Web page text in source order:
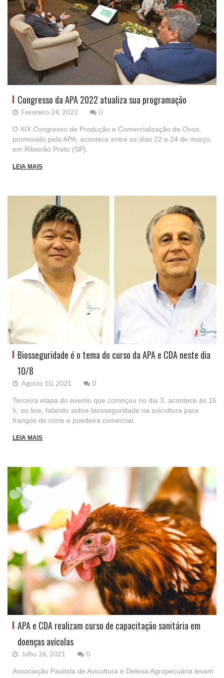
Congresso da APA 2022 atualiza sua programação
Fevereiro 24, 2022 0
O XIX Congresso de Produção e Comercialização de Ovos,
promovido pela APA, acontece entre os dias 22 e 24 de março,
em Ribeirão Preto (SP).
LEIA MAIS
Biosseguridade é o tema do curso da APA e CDA neste dia
10/8
Agosto 10, 2021 0
Terceira etapa do evento que começou no dia 3, acontece às 16
h, on line, falando sobre biosseguridade na avicultura para
frangos de corte e poedeira comercial.
LEIA MAIS
APA e CDA realizam curso de capacitação sanitária em
doenças avícolas
Julho 26, 2021 0
Associação Paulista de Avicultura e Defesa Agropecuária levam